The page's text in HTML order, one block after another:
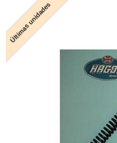
Últimas unidades